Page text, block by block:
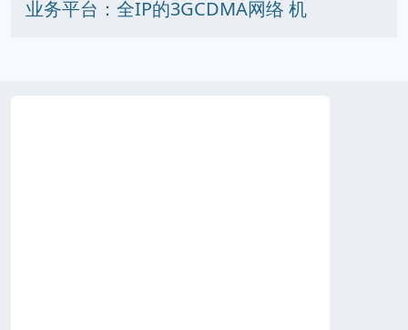
业务平台：全IP的3GCDMA网络 机